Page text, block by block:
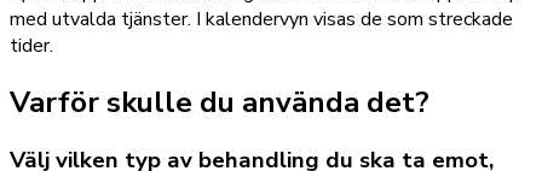
med utvalda tjänster. I kalendervyn visas de som streckade
tider.
Varför skulle du använda det?
Välj vilken typ av behandling du ska ta emot,